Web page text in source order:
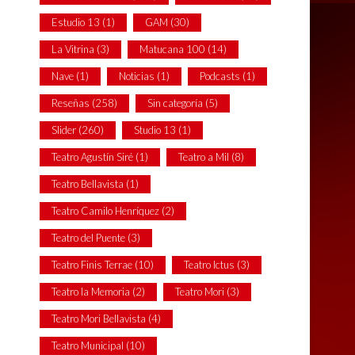
Estudio 13 (1) GAM (30)
La Vitrina (3) Matucana 100 (14)
Nave (1) Noticias (1) Podcasts (1)
Reseñas (258) Sin categoría (5)
Slider (260) Studio 13 (1)
Teatro Agustín Siré (1) Teatro a Mil (8)
Teatro Bellavista (1)
Teatro Camilo Henríquez (2)
Teatro del Puente (3)
Teatro Finis Terrae (10) Teatro Ictus (3)
Teatro la Memoria (2) Teatro Mori (3)
Teatro Mori Bellavista (4)
Teatro Municipal (10)